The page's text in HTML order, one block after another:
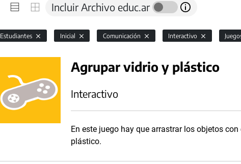
Incluir Archivo educ.ar
Estudiantes Inicial Comunicación Interactivo
Agrupar vidrio y plástico
Interactivo
En este juego hay que arrastrar los objetos
plástico.